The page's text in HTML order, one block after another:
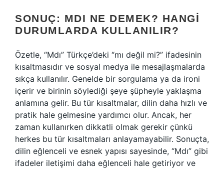
SONUÇ: MDI NE DEMEK? HANGI
DURUMLARDA KULLANILIR?
Özetle, “Mdı” Türkçe’deki “mı değil mi?” ifadesinin
kısaltmasıdır ve sosyal medya ile mesajlaşmalarda
sıkça kullanılır. Genelde bir sorgulama ya da ironi
içerir ve birinin söylediği şeye şüpheyle yaklaşma
anlamına gelir. Bu tür kısaltmalar, dilin daha hızlı ve
pratik hale gelmesine yardımcı olur. Ancak, her
zaman kullanırken dikkatli olmak gerekir çünkü
herkes bu tür kısaltmaları anlayamayabilir. Sonuçta,
dilin eğlenceli ve esnek yapısı sayesinde, “Mdı” gibi
ifadeler iletişimi daha eğlenceli hale getiriyor ve